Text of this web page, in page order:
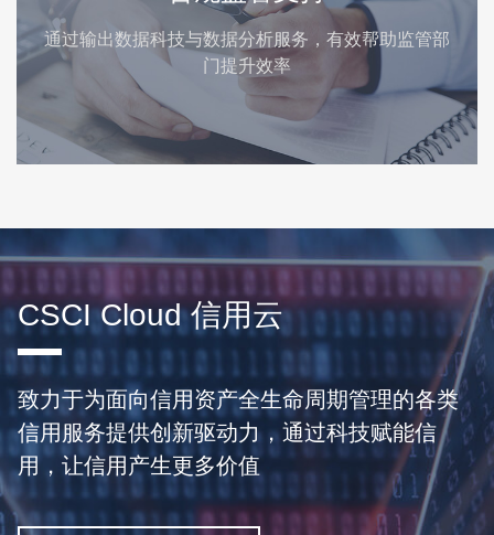
通过输出数据科技与数据分析服务，有效帮助监管部
门提升效率
CSCI Cloud 信用云
致力于为面向信用资产全生命周期管理的各类
信用服务提供创新驱动力，通过科技赋能信
用，让信用产生更多价值